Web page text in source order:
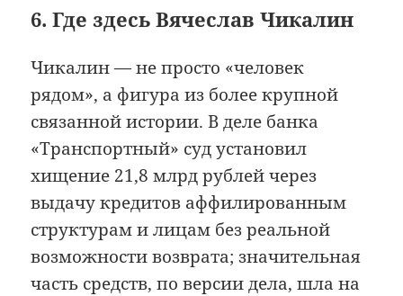
6. Где здесь Вячеслав Чикалин
Чикалин — не просто «человек
рядом», а фигура из более крупной
связанной истории. В деле банка
«Транспортный» суд установил
хищение 21,8 млрд рублей через
выдачу кредитов аффилированным
структурам и лицам без реальной
возможности возврата; значительная
часть средств, по версии дела, шла на